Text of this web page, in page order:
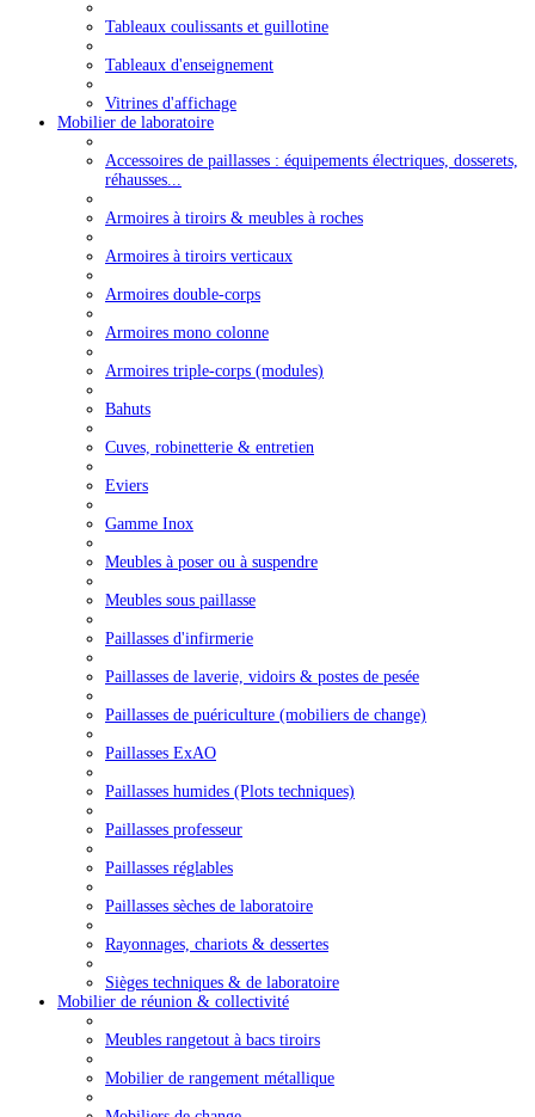
Tableaux coulissants et guillotine
Tableaux d'enseignement
Vitrines d'affichage
Mobilier de laboratoire
Accessoires de paillasses : équipements électriques, dosserets,
réhausses...
Armoires à tiroirs & meubles à roches
Armoires à tiroirs verticaux
Armoires double-corps
Armoires mono colonne
Armoires triple-corps (modules)
Bahuts
Cuves, robinetterie & entretien
Eviers
Gamme Inox
Meubles à poser ou à suspendre
Meubles sous paillasse
Paillasses d'infirmerie
Paillasses de laverie, vidoirs & postes de pesée
Paillasses de puériculture (mobiliers de change)
Paillasses ExAO
Paillasses humides (Plots techniques)
Paillasses professeur
Paillasses réglables
Paillasses sèches de laboratoire
Rayonnages, chariots & dessertes
Sièges techniques & de laboratoire
Mobilier de réunion & collectivité
Meubles rangetout à bacs tiroirs
Mobilier de rangement métallique